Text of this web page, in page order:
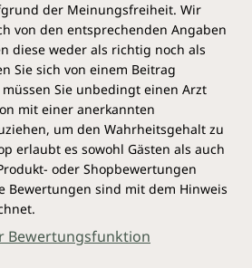
der Meinungsfreiheit. Wir
von den entsprechenden Angaben
diese weder als richtig noch als
Sie sich von einem Beitrag
Sie unbedingt einen Arzt
mit einer anerkannten
um den Wahrheitsgehalt zu
erlaubt es sowohl Gästen als auch
oder Shopbewertungen
Bewertungen sind mit dem Hinweis
Bewertungsfunktion